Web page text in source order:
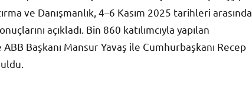
ve Danışmanlık, 4–6 Kasım 2025 tarihleri arasında
açıkladı. Bin 860 katılımcıyla yapılan
Başkanı Mansur Yavaş ile Cumhurbaşkanı Recep